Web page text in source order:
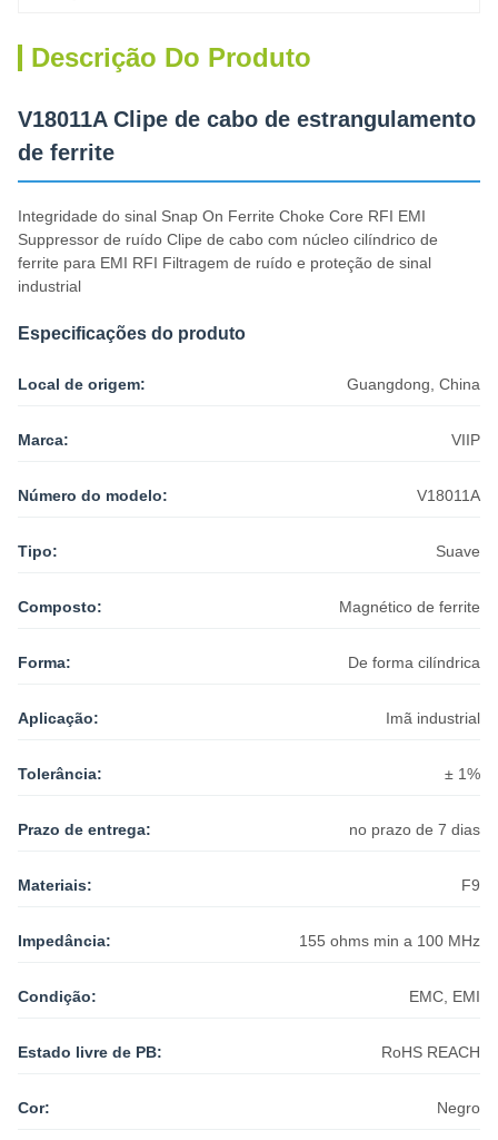
Descrição Do Produto
V18011A Clipe de cabo de estrangulamento
de ferrite
Integridade do sinal Snap On Ferrite Choke Core RFI EMI
Suppressor de ruído Clipe de cabo com núcleo cilíndrico de
ferrite para EMI RFI Filtragem de ruído e proteção de sinal
industrial
Especificações do produto
Local de origem: Guangdong, China
Marca: VIIP
Número do modelo: V18011A
Tipo: Suave
Composto: Magnético de ferrite
Forma: De forma cilíndrica
Aplicação: Imã industrial
Tolerância: ± 1%
Prazo de entrega: no prazo de 7 dias
Materiais: F9
Impedância: 155 ohms min a 100 MHz
Condição: EMC, EMI
Estado livre de PB: RoHS REACH
Cor: Negro